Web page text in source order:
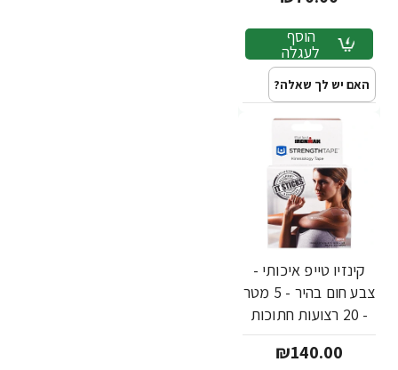
הוסף
לעגלה
האם יש לך שאלה?
קינזיו טייפ איכותי -
צבע חום בהיר - 5 מטר
- 20 רצועות חתוכות
באריזה - מבית
Strengthtape
₪140.00